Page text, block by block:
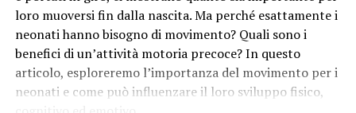
adolescenti possono trovarsi in una costante
competizione virtuale per ottenere approvazione e
validazione attraverso likes e commenti. Questa
costante comparazione può alimentare sentimenti di
inadeguatezza e portare a un’insicurezza corporea
loro muoversi fin dalla nascita. Ma perché esattamente i
neonati hanno bisogno di movimento? Quali sono i
benefici di un’attività motoria precoce? In questo
articolo, esploreremo l’importanza del movimento per i
neonati e come può influenzare il loro sviluppo fisico,